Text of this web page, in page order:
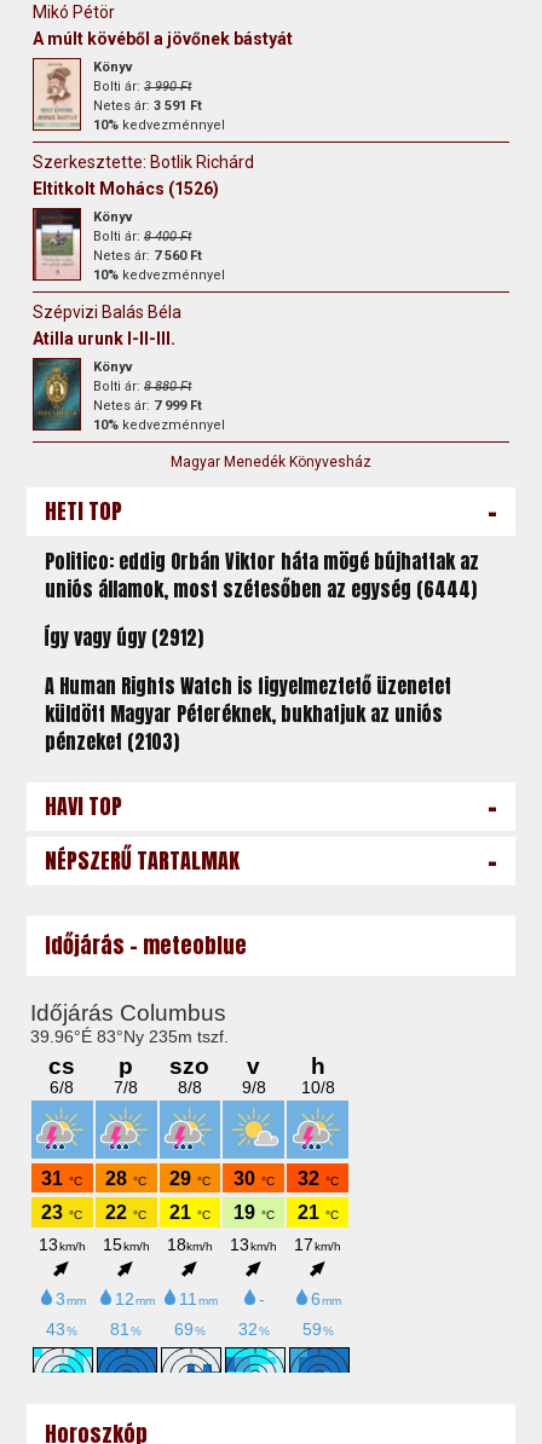
Mikó Pétör
A múlt kövéből a jövőnek bástyát
Könyv
Bolti ár:3 990 Ft
Netes ár:3 591 Ft
10% kedvezménnyel
Szerkesztette: Botlik Richárd
Eltitkolt Mohács (1526)
Könyv
Bolti ár:8 400 Ft
Netes ár: 7 560 Ft
10% kedvezménnyel
Szépvizi Balás Béla
Atilla urunk I-II-III.
Könyv
Bolti ár:8 880 Ft
Netes ár: 7 999 Ft
10% kedvezménnyel
Magyar Menedék Könyvesház
HETI TOP -
Politico: eddig Orbán Viktor háta mögé bújhattak az
uniós államok, most szétesőben az egység (6444)
Így vagy úgy (2912)
A Human Rights Watch is figyelmeztető üzenetet
küldött Magyar Péteréknek, bukhatjuk az uniós
pénzeket (2103)
HAVI TOP -
NÉPSZERŰ TARTALMAK -
Időjárás - meteoblue
Horoszkóp